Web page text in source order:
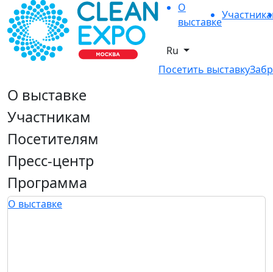
О
выставке
Ru
Посетить выставку
О выставке
Участникам
Посетителям
Пресс-центр
Программа
О выставке